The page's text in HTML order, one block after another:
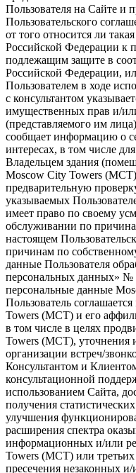
Пользователя на Сайте и
Пользовательского
от того относится ли
Российской Федерации к
подлежащим защите в
Российской Федерации,
Пользователем в ходе
с консультантом
имущественных прав и/
(представляемого им
сообщает информацию о
интересах, в том числе
Владельцем здания
Moscow City Towers (МСТ)
предварительную
указываемых
имеет право по своему
обслуживании по
настоящем
причинам по
данные Пользователя
персональных данных» №
персональные данные
Пользователь
Towers (МСТ) и его
в том числе в целях
Towers (МСТ), уточнения
организации встреч/
Консультантом и
консультационной
использованием Сайта,
получения
улучшения
расширения спектра
информационных и/или
Towers (МСТ) или
пресечения незаконных